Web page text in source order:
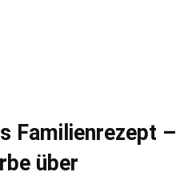
Familienrezept –
über